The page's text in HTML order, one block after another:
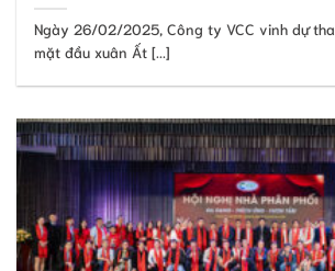
Ngày 26/02/2025, Công ty VCC vinh dự
mặt đầu xuân Ất [...]